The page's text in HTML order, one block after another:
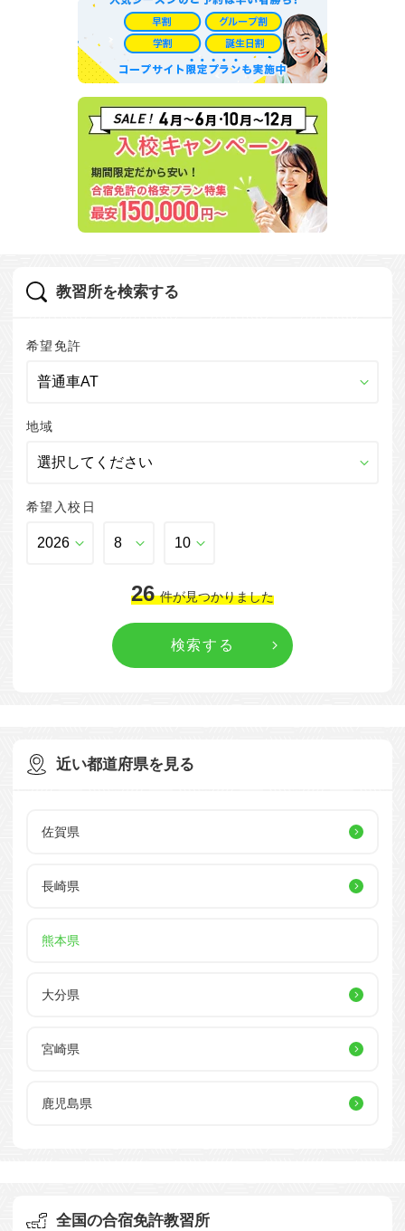
教習所を検索する
希望免許
地域
希望入校日
26 件が見つかりました
近い都道府県を見る
佐賀県
長崎県
熊本県
大分県
宮崎県
鹿児島県
全国の合宿免許教習所